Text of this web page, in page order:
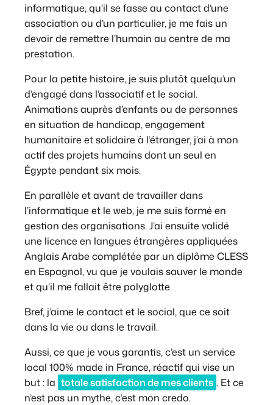
informatique, qu’il se fasse au contact d’une
association ou d’un particulier, je me fais un
devoir de remettre l’humain au centre de ma
prestation.
Pour la petite histoire, je suis plutôt quelqu’un
d’engagé dans l’associatif et le social.
Animations auprès d’enfants ou de personnes
en situation de handicap, engagement
humanitaire et solidaire à l’étranger, j’ai à mon
actif des projets humains dont un seul en
Égypte pendant six mois.
En parallèle et avant de travailler dans
l’informatique et le web, je me suis formé en
gestion des organisations. J’ai ensuite validé
une licence en langues étrangères appliquées
Anglais Arabe complétée par un diplôme CLESS
en Espagnol, vu que je voulais sauver le monde
et qu’il me fallait être polyglotte.
Bref, j’aime le contact et le social, que ce soit
dans la vie ou dans le travail.
Aussi, ce que je vous garantis, c’est un service
local 100% made in France, réactif qui vise un
but : la totale satisfaction de mes clients . Et ce
n’est pas un mythe, c’est mon credo.